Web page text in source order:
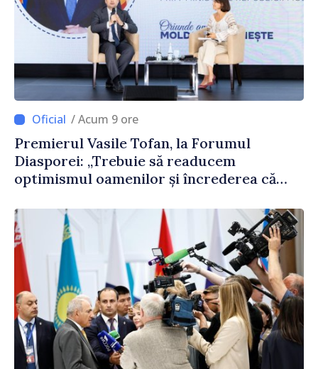
/ Acum 9 ore
Premierul Vasile Tofan, la Forumul
Diasporei: „Trebuie să readucem
optimismul oamenilor și încrederea că
corectă”